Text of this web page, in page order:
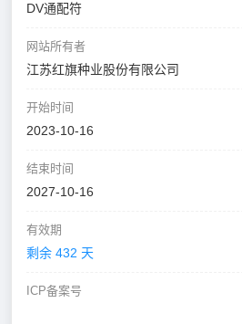
DV通配符
网站所有者
江苏红旗种业股份有限公司
开始时间
2023-10-16
结束时间
2027-10-16
有效期
剩余 432 天
ICP备案号